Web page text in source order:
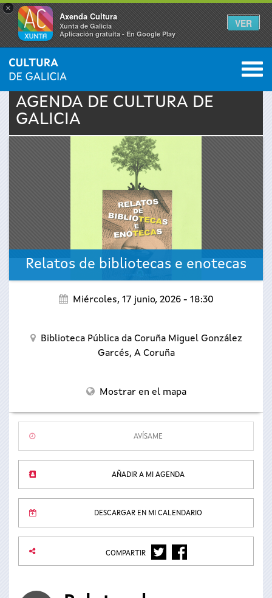
×
Axenda Cultura
Xunta de Galicia
Aplicación gratuíta - En Google Play
VER
Se
encuentra
INICIO › ACTUALIDAD 0
AGENDA DE CULTURA DE
GALICIA
Relatos de bibliotecas e enotecas
Miércoles, 17 junio, 2026 - 18:30
Biblioteca Pública da Coruña Miguel González
Garcés, A Coruña
Mostrar en el mapa
AVÍSAME
AÑADIR A MI AGENDA
DESCARGAR EN MI CALENDARIO
COMPARTIR TWITTERFACEBOOK